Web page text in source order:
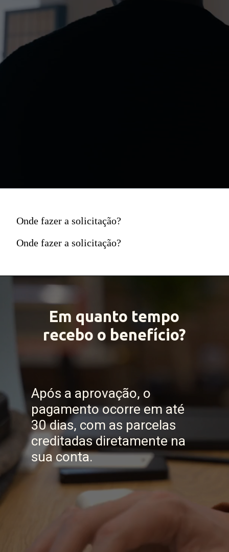
Onde fazer a solicitação?
Onde fazer a solicitação?
Em quanto tempo
recebo o benefício?
Após a aprovação, o
pagamento ocorre em até
30 dias, com as parcelas
creditadas diretamente na
sua conta.